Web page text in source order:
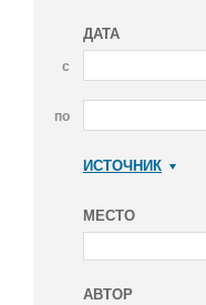
ДАТА
с
по
ИСТОЧНИК
МЕСТО
АВТОР